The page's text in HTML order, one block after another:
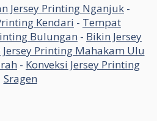
Jersey Printing Nganjuk -
Kendari - Tempat
Bulungan - Bikin Jersey
Jersey Printing Mahakam Ulu
- Konveksi Jersey Printing
Sragen